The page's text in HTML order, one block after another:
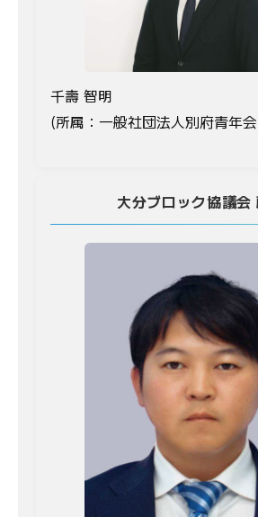
千壽 智明
(所属：一般社団法人別府青年
大分ブロック協議会